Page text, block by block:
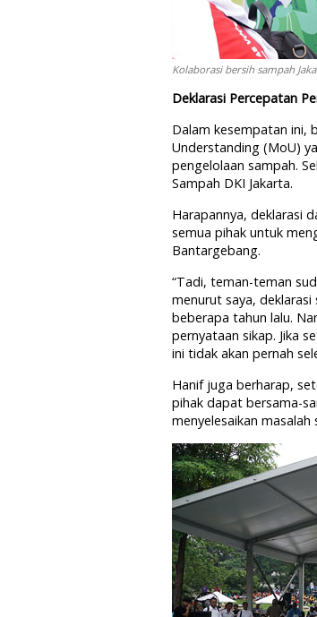
Kolaborasi bersih sampah
Deklarasi Percepatan
Dalam kesempatan ini,
Understanding (MoU)
pengelolaan sampah.
Sampah DKI Jakarta.
Harapannya, deklarasi
semua pihak untuk
Bantargebang.
“Tadi, teman-teman
menurut saya, deklarasi
beberapa tahun lalu.
pernyataan sikap. Jika
ini tidak akan pernah
Hanif juga berharap,
pihak dapat bersama-
menyelesaikan masalah